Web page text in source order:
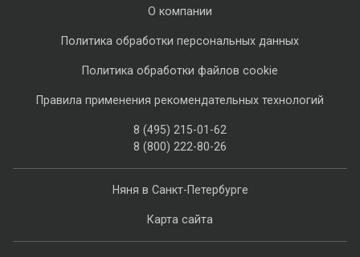
Няня в Санкт-Петербурге
Карта сайта
О компании
Политика обработки персональных данных
Политика обработки файлов cookie
Правила применения рекомендательных технологий
8 (495) 215-01-62
8 (800) 222-80-26